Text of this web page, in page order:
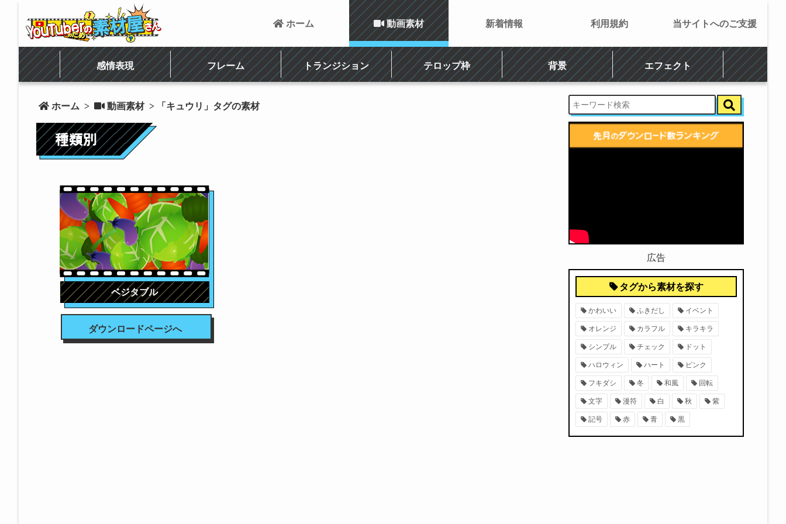
 ホーム  動画素材
感情表現 フレーム トランジション テロップ枠 背景 エフェクト
新着情報 利用規約 当サイトへのご支援
 ホーム >  動画素材 > 「キュウリ」タグの素材
ベジタブル
ダウンロードページへ
広告
タグから素材を探す
かわいい ふきだし イベント
オレンジ カラフル キラキラ
シンプル チェック ドット
ハロウィン ハート ピンク
フキダシ 冬 和風 回転
文字 漫符 白 秋 紫
記号 赤 青 黒